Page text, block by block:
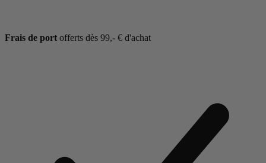
Frais de port offerts dès 99,- € d'achat